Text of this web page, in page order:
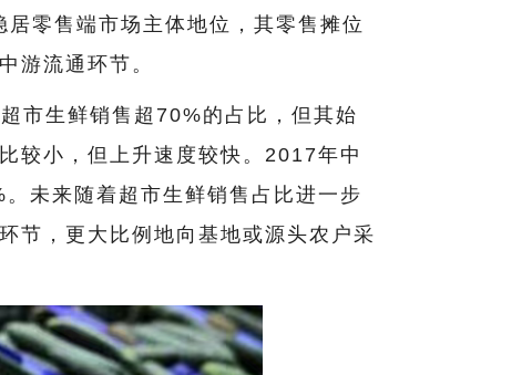
零售端市场主体地位，其零售摊位
游流通环节。
市生鲜销售超70%的占比，但其始
较小，但上升速度较快。2017年中
未来随着超市生鲜销售占比进一步
节，更大比例地向基地或源头农户采